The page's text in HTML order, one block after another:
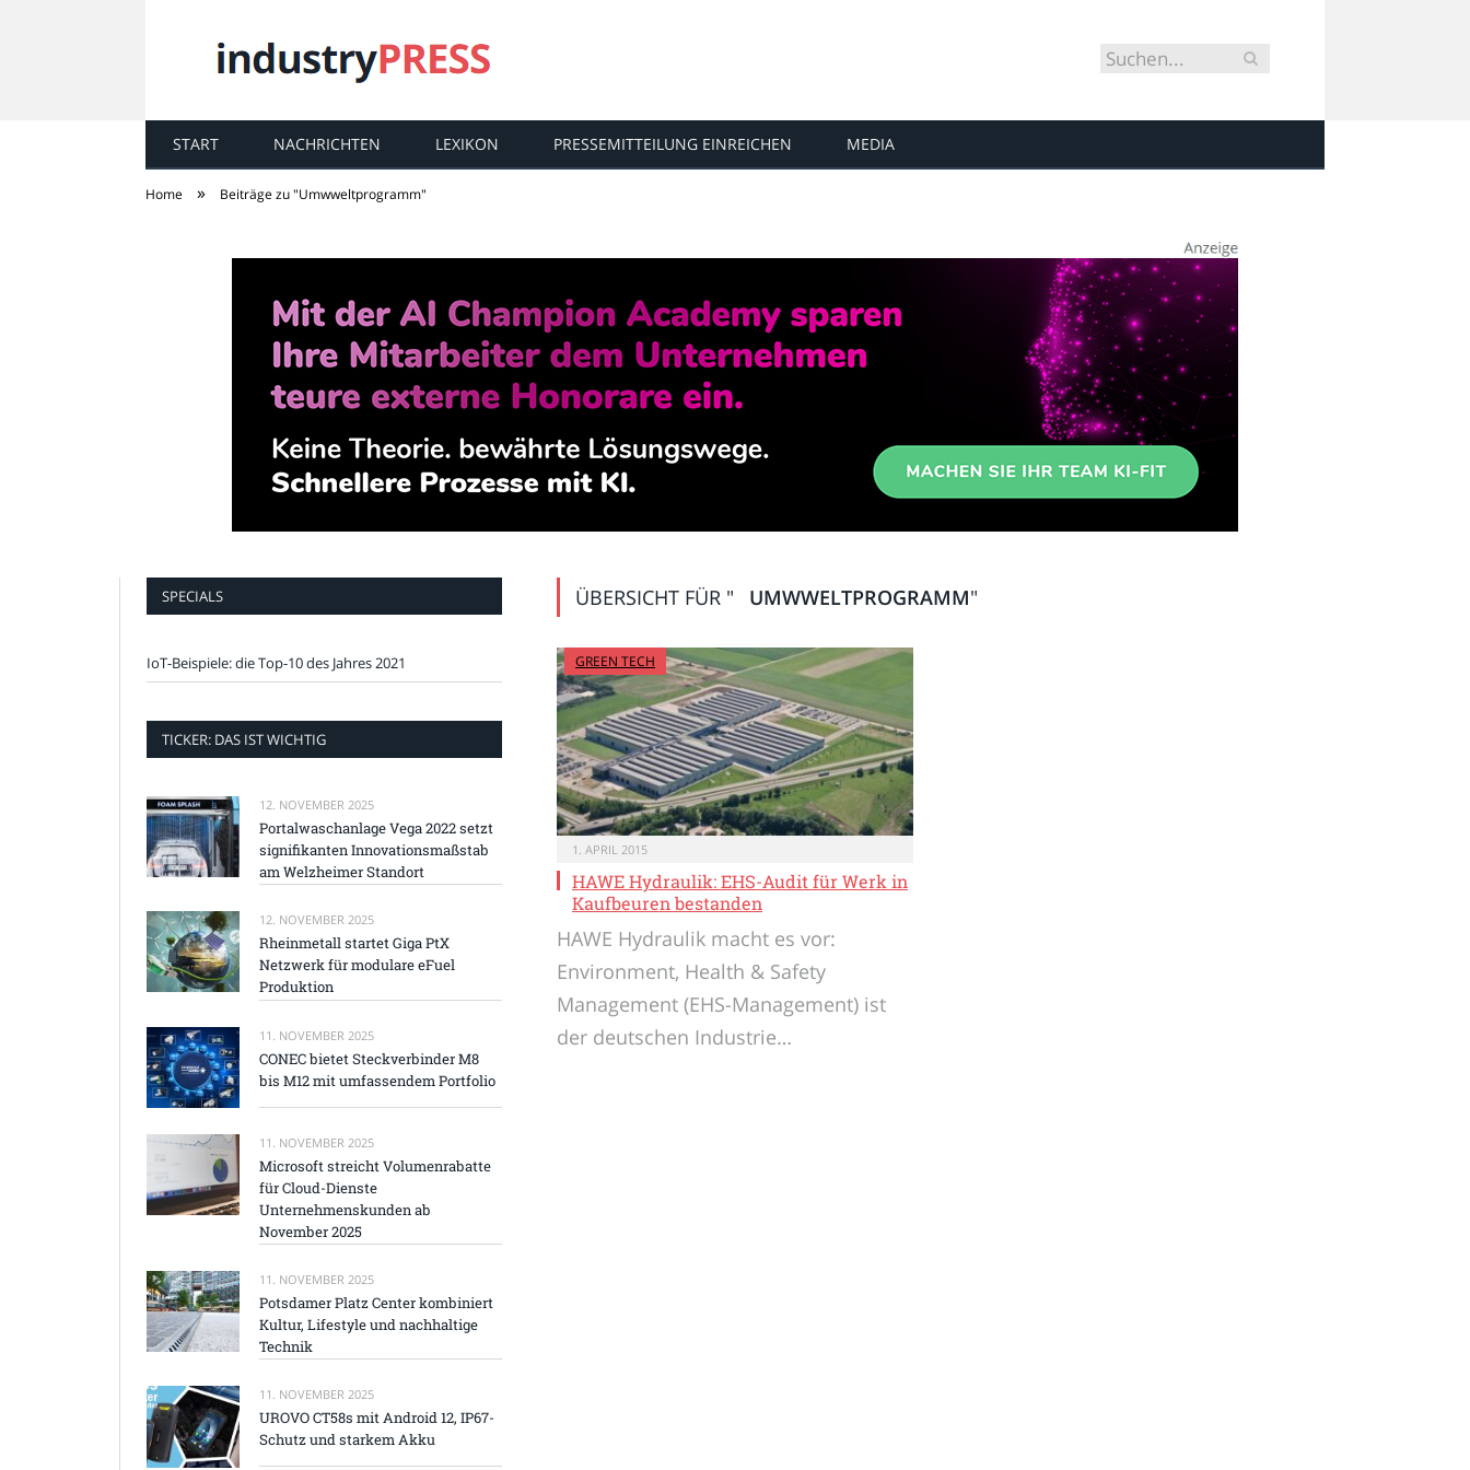
industryPRESS
START NACHRICHTEN LEXIKON PRESSEMITTEILUNG EINREICHEN MEDIA
Home » Beiträge zu "Umwweltprogramm"
ÜBERSICHT FÜR " UMWWELTPROGRAMM"
GREEN TECH
1. APRIL 2015
HAWE Hydraulik: EHS-Audit für Werk in
Kaufbeuren bestanden
HAWE Hydraulik macht es vor:
Environment, Health & Safety
Management (EHS-Management) ist
der deutschen Industrie…
SPECIALS
IoT-Beispiele: die Top-10 des Jahres 2021
TICKER: DAS IST WICHTIG
12. NOVEMBER 2025
Portalwaschanlage Vega 2022 setzt
signifikanten Innovationsmaßstab
am Welzheimer Standort
12. NOVEMBER 2025
Rheinmetall startet Giga PtX
Netzwerk für modulare eFuel
Produktion
11. NOVEMBER 2025
CONEC bietet Steckverbinder M8
bis M12 mit umfassendem Portfolio
11. NOVEMBER 2025
Microsoft streicht Volumenrabatte
für Cloud-Dienste
Unternehmenskunden ab
November 2025
11. NOVEMBER 2025
Potsdamer Platz Center kombiniert
Kultur, Lifestyle und nachhaltige
Technik
11. NOVEMBER 2025
UROVO CT58s mit Android 12, IP67-
Schutz und starkem Akku